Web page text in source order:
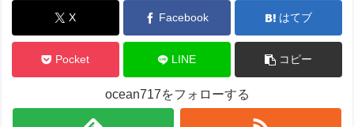
X Facebook はてブ
Pocket LINE コピー
ocean717をフォローする